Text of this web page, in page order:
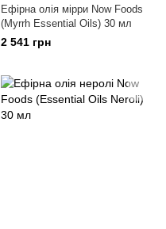
Ефірна олія мірри Now Foods
(Myrrh Essential Oils) 30 мл
2 541 грн